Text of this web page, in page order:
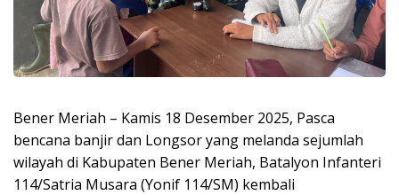
Bener Meriah – Kamis 18 Desember 2025, Pasca
bencana banjir dan Longsor yang melanda sejumlah
wilayah di Kabupaten Bener Meriah, Batalyon Infanteri
114/Satria Musara (Yonif 114/SM) kembali